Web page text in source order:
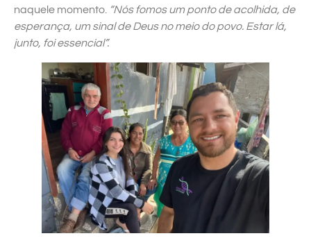
naquele momento. “Nós fomos um ponto de acolhida, de
esperança, um sinal de Deus no meio do povo. Estar lá,
junto, foi essencial”.